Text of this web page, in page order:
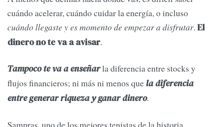
cuándo acelerar, cuándo cuidar la energía, o incluso
cuándo llegaste y es momento de empezar a disfrutar. El
dinero no te va a avisar.
Tampoco te va a enseñarla diferencia entre stocks y
flujos financieros; ni más ni menos quela diferencia
entre generar riqueza y ganar dinero.
Sampras, uno de los mejores tenistas de la historia,